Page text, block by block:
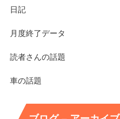
日記
月度終了データ
読者さんの話題
車の話題